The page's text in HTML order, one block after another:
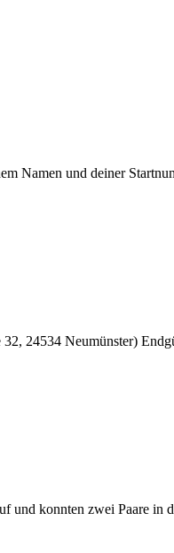
Namen und deiner
24534 Neumünster)
konnten zwei Paare in